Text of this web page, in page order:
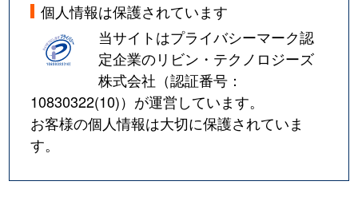
個人情報は保護されています
当サイトはプライバシーマーク認
定企業のリビン・テクノロジーズ
株式会社（認証番号：
10830322(10)）が運営しています。
お客様の個人情報は大切に保護されていま
す。